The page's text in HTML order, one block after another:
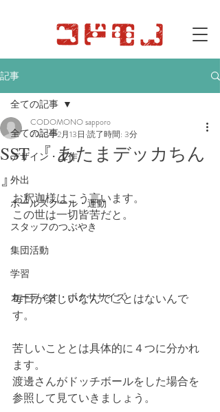
記事
全ての記事
デザイン・工作
外出
ボールスクール・運動
スタッフのつぶやき
集団活動
学習
カーディオ・ボクササイズ
全ての記事
SST 『 あたまデッカちん
』
CODOMONO sapporo
2023年2月13日 読了時間: 3分
お釈迦様はこう言います。
この世は一切皆苦だと。
毎日が楽しいなんてことはないんで
す。
苦しいこととは具体的に４つに分かれ
ます。
渡邊さんがドッチボールをした場合を
参照して見ていきましょう。